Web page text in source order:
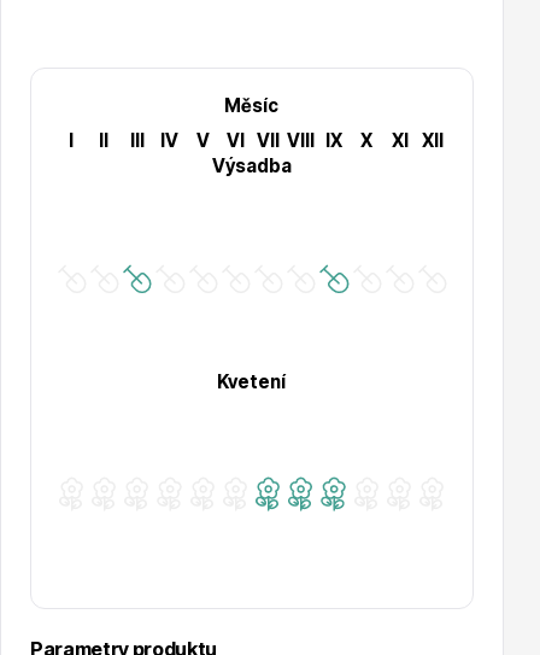
Růže KORDES
Měsíc
I
II III IV V VI VII VIII IX X XI
XII
Výsadba
Kvetení
Parametry produktu